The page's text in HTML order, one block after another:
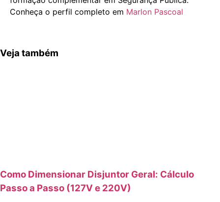
Conheça o perfil completo em Marlon Pascoal
Veja também
Como Dimensionar Disjuntor Geral: Cálculo
Passo a Passo (127V e 220V)